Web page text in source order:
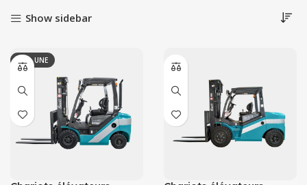
Show sidebar
À LA UNE